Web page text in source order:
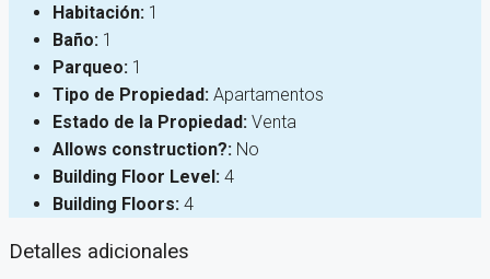
Habitación: 1
Baño: 1
Parqueo: 1
Tipo de Propiedad: Apartamentos
Estado de la Propiedad: Venta
Allows construction?: No
Building Floor Level: 4
Building Floors: 4
Detalles adicionales